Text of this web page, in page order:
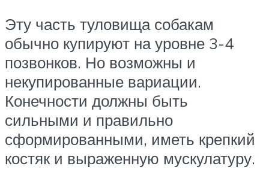
Эту часть туловища собакам
обычно купируют на уровне 3-4
позвонков. Но возможны и
некупированные вариации.
Конечности должны быть
сильными и правильно
сформированными, иметь крепкий
костяк и выраженную мускулатуру.